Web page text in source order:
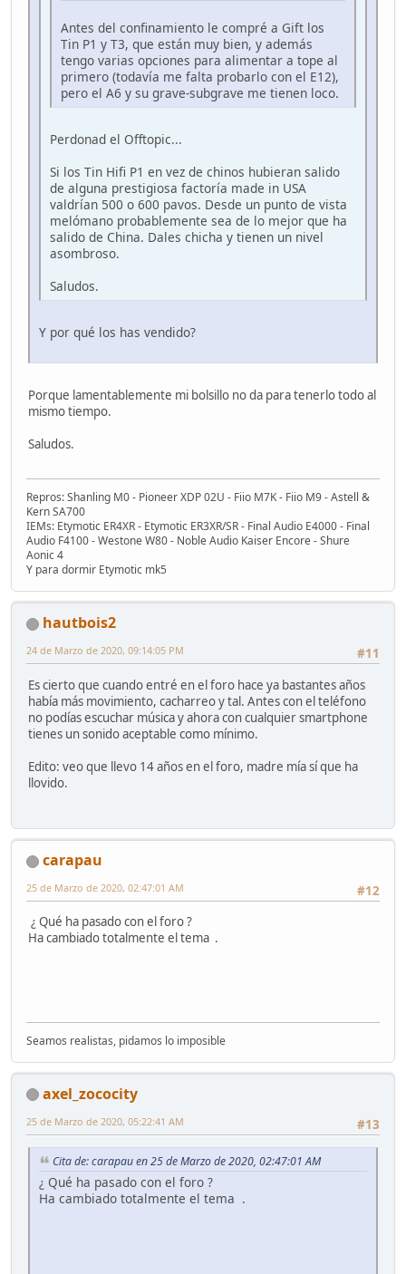
Antes del confinamiento le compré a Gift los
Tin P1 y T3, que están muy bien, y además
tengo varias opciones para alimentar a tope al
primero (todavía me falta probarlo con el E12),
pero el A6 y su grave-subgrave me tienen loco.
Perdonad el Offtopic...
Si los Tin Hifi P1 en vez de chinos hubieran salido
de alguna prestigiosa factoría made in USA
valdrían 500 o 600 pavos. Desde un punto de vista
melómano probablemente sea de lo mejor que ha
salido de China. Dales chicha y tienen un nivel
asombroso.
Saludos.
Y por qué los has vendido?
Porque lamentablemente mi bolsillo no da para tenerlo todo al
mismo tiempo.
Saludos.
Repros: Shanling M0 - Pioneer XDP 02U - Fiio M7K - Fiio M9 - Astell &
Kern SA700
IEMs: Etymotic ER4XR - Etymotic ER3XR/SR - Final Audio E4000 - Final
Audio F4100 - Westone W80 - Noble Audio Kaiser Encore - Shure
Aonic 4
Y para dormir Etymotic mk5
hautbois2
#11
24 de Marzo de 2020, 09:14:05 PM
Es cierto que cuando entré en el foro hace ya bastantes años
había más movimiento, cacharreo y tal. Antes con el teléfono
no podías escuchar música y ahora con cualquier smartphone
tienes un sonido aceptable como mínimo.
Edito: veo que llevo 14 años en el foro, madre mía sí que ha
llovido.
carapau
#12
25 de Marzo de 2020, 02:47:01 AM
¿ Qué ha pasado con el foro ?
Ha cambiado totalmente el tema .
Seamos realistas, pidamos lo imposible
axel_zococity
#13
25 de Marzo de 2020, 05:22:41 AM
Cita de: carapau en 25 de Marzo de 2020, 02:47:01 AM
¿ Qué ha pasado con el foro ?
Ha cambiado totalmente el tema .